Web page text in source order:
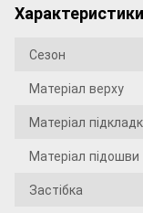
Характеристики
Сезон
Матеріал верху
Матеріал
Матеріал підошви
Застібка